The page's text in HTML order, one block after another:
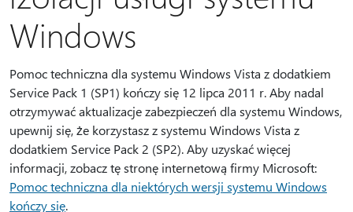
Windows
Pomoc techniczna dla systemu Windows Vista z dodatkiem
Service Pack 1 (SP1) kończy się 12 lipca 2011 r. Aby nadal
otrzymywać aktualizacje zabezpieczeń dla systemu Windows,
upewnij się, że korzystasz z systemu Windows Vista z
dodatkiem Service Pack 2 (SP2). Aby uzyskać więcej
informacji, zobacz tę stronę internetową firmy Microsoft:
Pomoc techniczna dla niektórych wersji systemu Windows
kończy się.